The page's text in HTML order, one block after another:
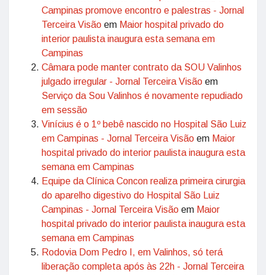
Campinas promove encontro e palestras - Jornal
Terceira Visão em Maior hospital privado do
interior paulista inaugura esta semana em
Campinas
Câmara pode manter contrato da SOU Valinhos
julgado irregular - Jornal Terceira Visão em
Serviço da Sou Valinhos é novamente repudiado
em sessão
Vinícius é o 1º bebê nascido no Hospital São Luiz
em Campinas - Jornal Terceira Visão em Maior
hospital privado do interior paulista inaugura esta
semana em Campinas
Equipe da Clínica Concon realiza primeira cirurgia
do aparelho digestivo do Hospital São Luiz
Campinas - Jornal Terceira Visão em Maior
hospital privado do interior paulista inaugura esta
semana em Campinas
Rodovia Dom Pedro I, em Valinhos, só terá
liberação completa após às 22h - Jornal Terceira